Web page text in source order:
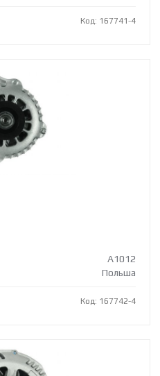
Код: 167741-4
A1012
Польша
Код: 167742-4